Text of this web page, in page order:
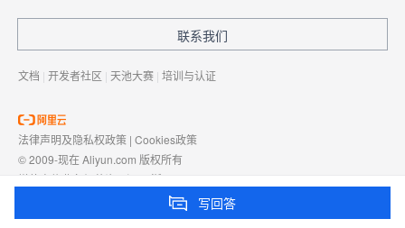
写回答
联系我们
文档 | 开发者社区 | 天池大赛 | 培训与认证
法律声明及隐私权政策 | Cookies政策
© 2009-现在 Aliyun.com 版权所有
增值电信业务经营许可证： 浙B2-20080101
浙D3-20210002
浙公网安备 33010602009975号浙B2-20080101-4